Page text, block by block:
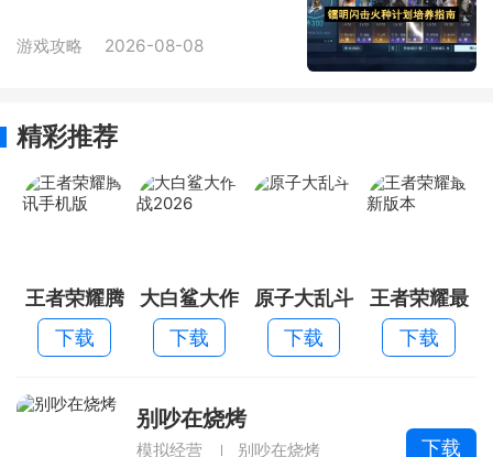
游戏攻略 2026-08-08
精彩推荐
王者荣耀腾
讯手机版
下载
大白鲨大作
战2026
下载
原子大乱斗
下载
王者荣耀最
新版本
下载
别吵在烧烤
模拟经营 别吵在烧烤 下载